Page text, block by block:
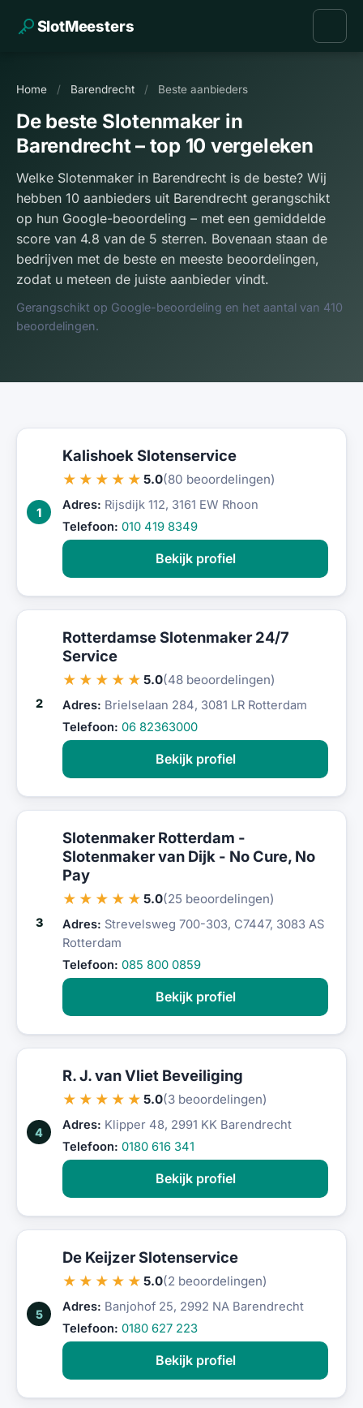
SlotMeesters
Home / Barendrecht / Beste aanbieders
De beste Slotenmaker in
Barendrecht – top 10 vergeleken
Welke Slotenmaker in Barendrecht is de beste? Wij
hebben 10 aanbieders uit Barendrecht gerangschikt
op hun Google-beoordeling – met een gemiddelde
score van 4.8 van de 5 sterren. Bovenaan staan de
bedrijven met de beste en meeste beoordelingen,
zodat u meteen de juiste aanbieder vindt.
Gerangschikt op Google-beoordeling en het aantal van 410
beoordelingen.
1
Kalishoek Slotenservice
★★★★★ 5.0(80 beoordelingen)
Adres: Rijsdijk 112, 3161 EW Rhoon
Telefoon: 010 419 8349
Bekijk profiel
2
Rotterdamse Slotenmaker 24/7
Service
★★★★★ 5.0(48 beoordelingen)
Adres: Brielselaan 284, 3081 LR Rotterdam
Telefoon: 06 82363000
Bekijk profiel
3
Slotenmaker Rotterdam -
Slotenmaker van Dijk - No Cure, No
Pay
★★★★★ 5.0(25 beoordelingen)
Adres: Strevelsweg 700-303, C7447, 3083 AS
Rotterdam
Telefoon: 085 800 0859
Bekijk profiel
4
R. J. van Vliet Beveiliging
★★★★★ 5.0(3 beoordelingen)
Adres: Klipper 48, 2991 KK Barendrecht
Telefoon: 0180 616 341
Bekijk profiel
5
De Keijzer Slotenservice
★★★★★ 5.0(2 beoordelingen)
Adres: Banjohof 25, 2992 NA Barendrecht
Telefoon: 0180 627 223
Bekijk profiel